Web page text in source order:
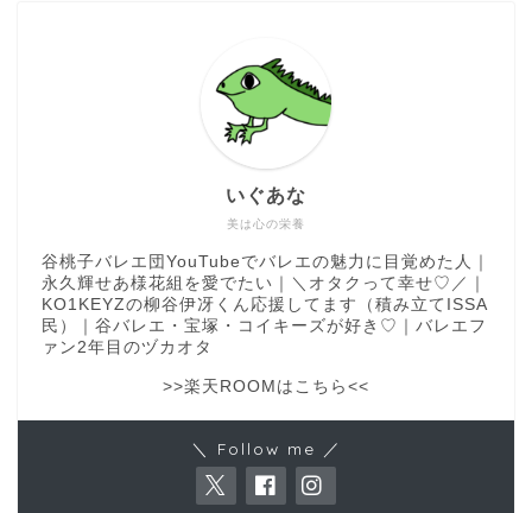
美は心の栄養
いぐあな
谷桃子バレエ団YouTubeでバレエの魅力に目覚めた人｜
永久輝せあ様花組を愛でたい｜＼オタクって幸せ♡／｜
KO1KEYZの柳谷伊冴くん応援してます（積み立てISSA
民）｜谷バレエ・宝塚・コイキーズが好き♡｜バレエフ
ァン2年目のヅカオタ
>>楽天ROOMはこちら<<
＼ Follow me ／